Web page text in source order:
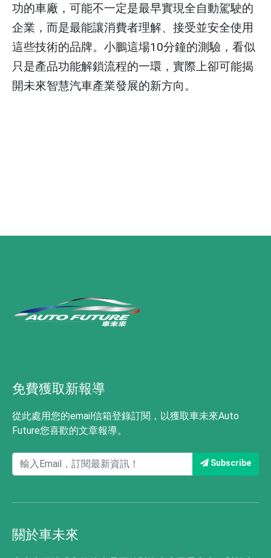
功的車廠，可能不一定是最早實現全自動駕駛的
企業，而是最能讓消費者理解、接受並安全使用
這些技術的品牌。小鵬這場10分鐘的測驗，看似
只是產品功能解鎖流程的一環，實際上卻可能揭
開未來智慧汽車產業發展的新方向。
免費獲取新報導
從此處用您的email信箱登錄訂閱，以獲取車未來Auto
Future您喜歡的文章報導。
Subscribe
關於車未來